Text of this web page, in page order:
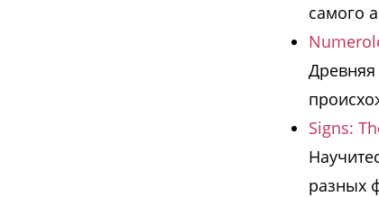
самого
Древняя
Signs:
разных